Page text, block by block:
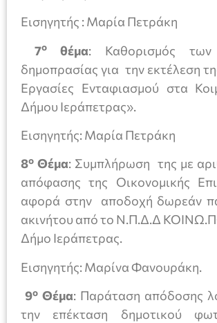
Εισηγητής : Μαρία Πετράκη
7οθέμα: Καθορισμός
δημοπρασίας για την εκτέλεση
Εργασίες Ενταφιασμού στα
Δήμου Ιεράπετρας».
Εισηγητής: Μαρία Πετράκη
8ο Θέμα: Συμπλήρωση της με
απόφασης της Οικονομικής
αφορά στην αποδοχή δωρεάν
ακινήτου από το Ν.Π.Δ.Δ
Δήμο Ιεράπετρας.
Εισηγητής: Μαρίνα Φανουράκη.
9ο Θέμα: Παράταση απόδοσης
την επέκταση δημοτικού